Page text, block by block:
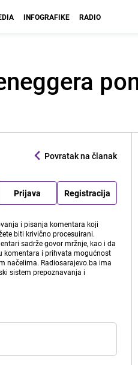
INFOGRAFIKE RADIO
Povratak na članak
Prijava Registracija
i pisanja komentara koji
biti krivično procesuirani.
sadrže govor mržnje, kao i da
komentara i prihvata mogućnost
načelima. Radiosarajevo.ba ima
sistem prepoznavanja i